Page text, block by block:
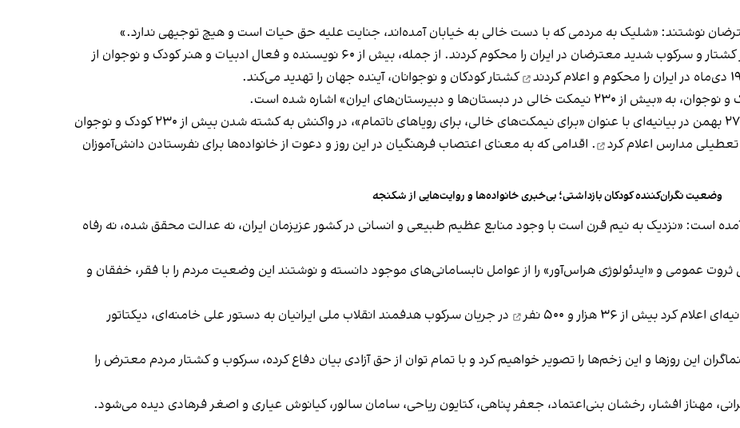
نوشتند: «شلیک به مردمی که با دست خالی به خیابان آمده‌اند، جنایت علیه حق حیات است و هیچ توجیهی ندارد.»
پیش از این افراد و گروه‌های دیگر مدنی و صنفی نیز کشتار و سرکوب شدید معترضان در ایران را محکوم کردند. از جمله، بیش از ۶۰ نویسنده و فعال ادبیات و هنر کودک و نوجوان از
اعلام کردند
کشتار کودکان و نوجوانان، آینده جهان را تهدید می‌کند.
و دبیرستان‌های ایران» اشاره شده است.
شورای هماهنگی تشکل‌های صنفی فرهنگیان ایران ۲۷ بهمن در بیانیه‌ای با عنوان «برای نیمکت‌های خالی، برای رویاهای ناتمام»، در واکنش به کشته شدن بیش از ۲۳۰ کودک و نوجوان
اعلام کرد
. اقدامی که به معنای اعتصاب فرهنگیان در این روز و دعوت از خانواده‌ها برای نفرستادن دانش‌آموزان
وضعیت نگران‌کننده کودکان بازداشتی؛ بی‌خبری خانواده‌ها و روایت‌هایی از شکنجه
آمده است: «نزدیک به نیم قرن است با وجود منابع عظیم طبیعی و انسانی در کشور عزیزمان ایران، نه عدالت محقق شده، نه رفاه
ثروت عمومی و «ایدئولوژی هراس‌آور» را از عوامل نابسامانی‌های موجود دانسته و نوشتند این وضعیت مردم را با فقر، خفقان و
اعلام کرد بیش از۳۶ هزار و ۵۰۰ نفر
در جریان سرکوب هدفمند انقلاب ملی ایرانیان به دستور علی خامنه‌ای، دیکتاتور
این روزها و این زخم‌ها را تصویر خواهیم کرد و با تمام توان از حق آزادی بیان دفاع کرده، سرکوب و کشتار مردم معترض را
مهناز افشار، رخشان بنی‌اعتماد، جعفر پناهی، کتایون ریاحی، سامان سالور، کیانوش عیاری و اصغر فرهادی دیده می‌شود.